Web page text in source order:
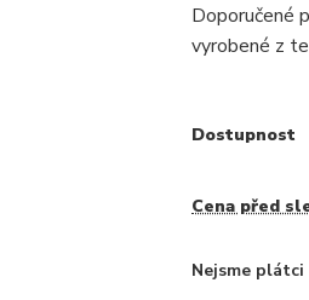
Doporučené
vyrobené z
Dostupnost
Cena před
Nejsme plátci